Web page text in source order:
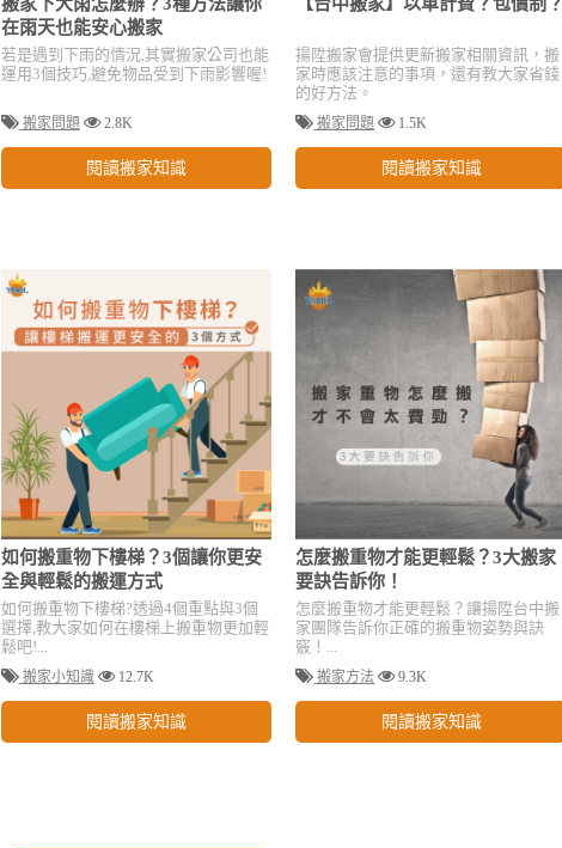
在雨天也能安心搬家
若是遇到下雨的情況,其實搬家公司也能
運用3個技巧,避免物品受到下雨影響喔!
搬家問題 2.8K
閱讀搬家知識
揚陞搬家會提供更新搬家相關資訊，搬
家時應該注意的事項，還有教大家省錢
的好方法。
搬家問題 1.5K
閱讀搬家知識
如何搬重物下樓梯？3個讓你更安
全與輕鬆的搬運方式
如何搬重物下樓梯?透過4個重點與3個
選擇,教大家如何在樓梯上搬重物更加輕
鬆吧!...
搬家小知識 12.7K
閱讀搬家知識
怎麼搬重物才能更輕鬆？3大搬家
要訣告訴你！
怎麼搬重物才能更輕鬆？讓揚陞台中搬
家團隊告訴你正確的搬重物姿勢與訣
竅！...
搬家方法 9.3K
閱讀搬家知識